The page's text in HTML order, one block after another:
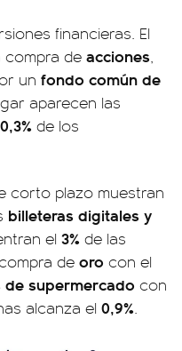
financieras. El
compra de acciones,
un fondo común de
aparecen las
de los
corto plazo muestran
billeteras digitales y
el 3% de las
de oro con el
supermercado con
alcanza el 0,9%.